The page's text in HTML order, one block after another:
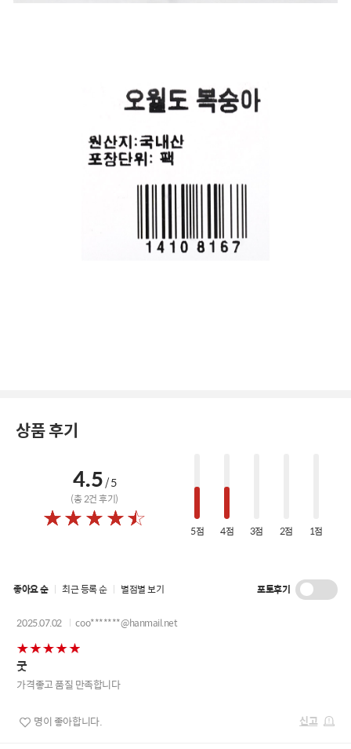
상품 후기
4.5/ 5
(총2건 후기)
5점 4점 3점 2점 1점
좋아요 순 최근 등록 순 별점별 보기 포토후기
2025.07.02 coo*******@hanmail.net
굿
가격좋고 품질 만족합니다
명이 좋아합니다. 신고